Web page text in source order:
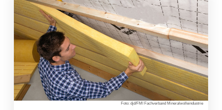
Foto: djd/FMI Fachverband Mineralwolleindustrie